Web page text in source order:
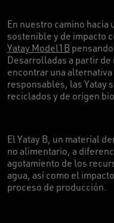
En nuestro camino hacia
sostenible y de impacto
Yatay Model1B
Desarrolladas a partir
encontrar una
responsables, las Yatay
reciclados y de origen
El Yatay B, un material
no alimentario, a
agotamiento de los
agua, así como el
proceso de producción.